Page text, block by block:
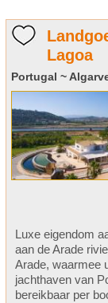
Lagoa
Portugal ~
Luxe eigendom
aan de Arade
Arade, waarmee
jachthaven van
bereikbaar per